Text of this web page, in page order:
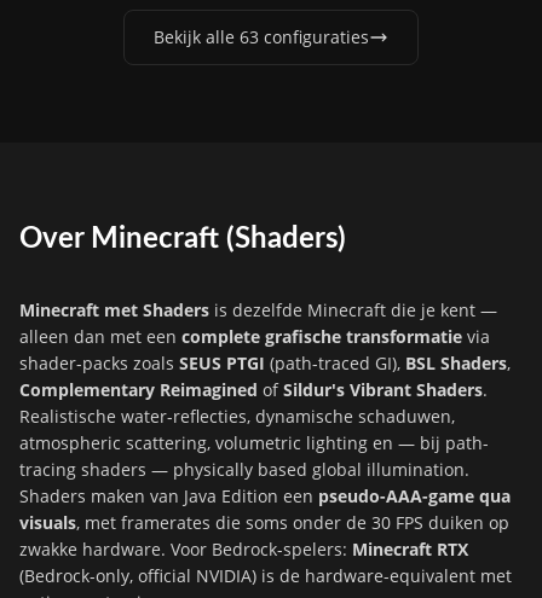
Bekijk alle 63 configuraties
Over Minecraft (Shaders)
Minecraft met Shaders is dezelfde Minecraft die je kent —
alleen dan met een complete grafische transformatie via
shader-packs zoals SEUS PTGI (path-traced GI), BSL Shaders,
Complementary Reimagined ofSildur's Vibrant Shaders.
Realistische water-reflecties, dynamische schaduwen,
atmospheric scattering, volumetric lighting en — bij path-
tracing shaders — physically based global illumination.
Shaders maken van Java Edition een pseudo-AAA-game qua
visuals, met framerates die soms onder de 30 FPS duiken op
zwakke hardware. Voor Bedrock-spelers: Minecraft RTX
(Bedrock-only, official NVIDIA) is de hardware-equivalent met